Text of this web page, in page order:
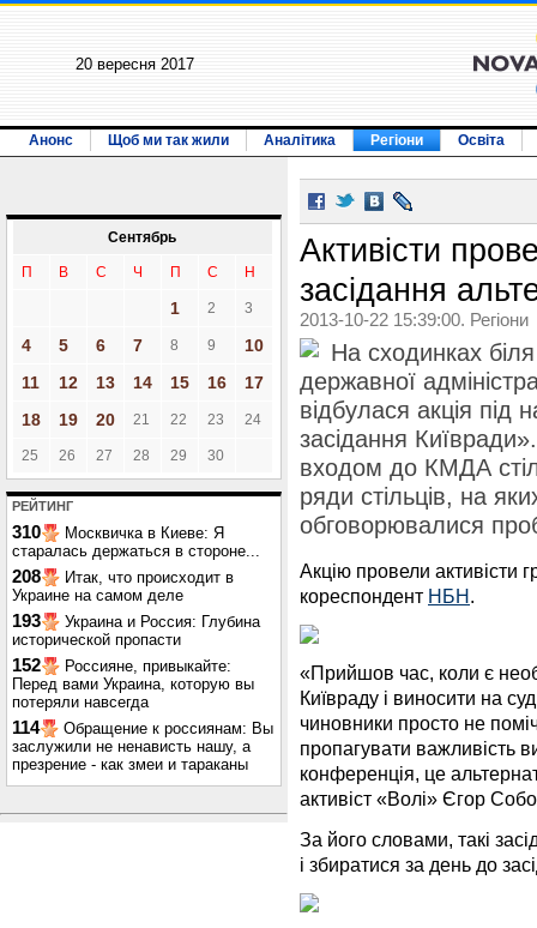
20 вересня 2017
Анонс Щоб ми так жили Аналітика Регіони Освіта
Сентябрь
П В С Ч П С Н
1 2 3
4 5 6 7 8 9
10
11
12 13 14 15 16
17
18
19 20 21 22 23 24
25 26 27 28 29 30
РЕЙТИНГ
310
Москвичка в Киеве: Я
старалась держаться в стороне...
208
Итак, что происходит в
Украине на самом деле
193
Украина и Россия: Глубина
исторической пропасти
152
Россияне, привыкайте:
Перед вами Украина, которую вы
потеряли навсегда
114
Обращение к россиянам: Вы
заслужили не ненависть нашу, а
презрение - как змеи и тараканы
Активісти
засідання
2013-10-22 15:39:00. Регіони
На сходинках біля
державної
відбулася акція під
засідання
входом до КМДА
ряди стільців, на
обговорювалися
Акцію провели активісти
кореспондент НБН.
«Прийшов час, коли є
Київраду і виносити на
чиновники просто не
пропагувати важливість
конференція, це
активіст «​​Волі» Єгор
За його словами, такі
і збиратися за день до